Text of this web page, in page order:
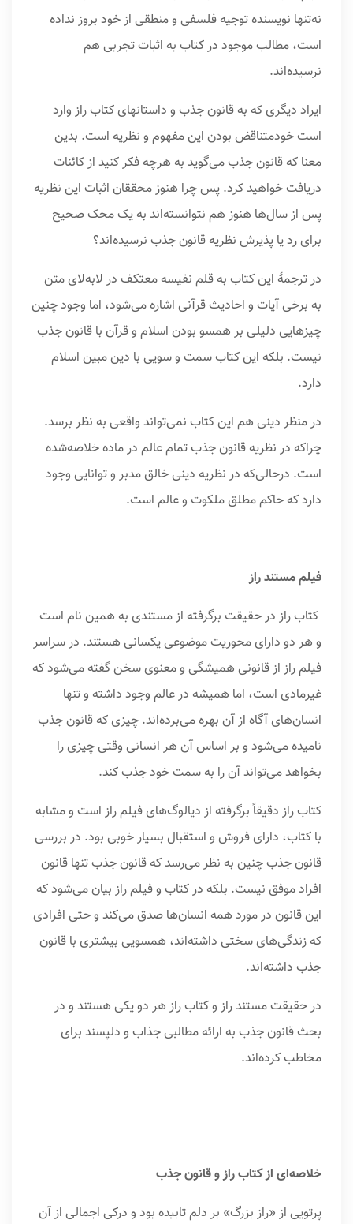
نه‌تنها نویسنده توجیه فلسفی و منطقی از خود بروز نداده
است، مطالب موجود در کتاب به اثبات تجربی هم
نرسیده‌اند.
ایراد دیگری که به قانون جذب و داستانهای کتاب راز وارد
است خودمتناقض بودن این مفهوم و نظریه است. بدین
معنا که قانون جذب می‌گوید به هرچه فکر کنید از کائنات
دریافت خواهید کرد. پس چرا هنوز محققان اثبات این نظریه
پس از سال‌ها هنوز هم نتوانسته‌اند به یک محک صحیح
برای رد یا پذیرش نظریه قانون جذب نرسیده‌اند؟
در ترجمۀ این کتاب به قلم نفیسه معتکف در لابه‌لای متن
به برخی آیات و احادیث قرآنی اشاره می‌شود، اما وجود چنین
چیزهایی دلیلی بر همسو بودن اسلام و قرآن با قانون جذب
نیست. بلکه این کتاب سمت و سویی با دین مبین اسلام
دارد.
در منظر دینی هم این کتاب نمی‌تواند واقعی به نظر برسد.
چراکه در نظریه قانون جذب تمام عالم در ماده خلاصه‌شده
است. درحالی‌که در نظریه دینی خالق مدبر و توانایی وجود
دارد که حاکم مطلق ملکوت و عالم است.
فیلم مستند راز
کتاب راز در حقیقت برگرفته از مستندی به همین نام است
و هر دو دارای محوریت موضوعی یکسانی هستند. در سراسر
فیلم راز از قانونی همیشگی و معنوی سخن گفته می‌شود که
غیرمادی است، اما همیشه در عالم وجود داشته و تنها
انسان‌های آگاه از آن بهره می‌برده‌اند. چیزی که قانون جذب
نامیده می‌شود و بر اساس آن هر انسانی وقتی چیزی را
بخواهد می‌تواند آن را به سمت خود جذب کند.
کتاب راز دقیقاً برگرفته از دیالوگ‌های فیلم راز است و مشابه
با کتاب، دارای فروش و استقبال بسیار خوبی بود. در بررسی
قانون جذب چنین به نظر می‌رسد که قانون جذب تنها قانون
افراد موفق نیست. بلکه در کتاب و فیلم راز بیان می‌شود که
این قانون در مورد همه انسان‌ها صدق می‌کند و حتی افرادی
که زندگی‌های سختی داشته‌اند، همسویی بیشتری با قانون
جذب داشته‌اند.
در حقیقت مستند راز و کتاب راز هر دو یکی هستند و در
بحث قانون جذب به ارائه مطالبی جذاب و دلپسند برای
مخاطب کرده‌اند.
خلاصه‌ای از کتاب راز و قانون جذب
پرتویى از «راز بزرگ» بر دلم تابیده بود و درکى اجمالى از آن